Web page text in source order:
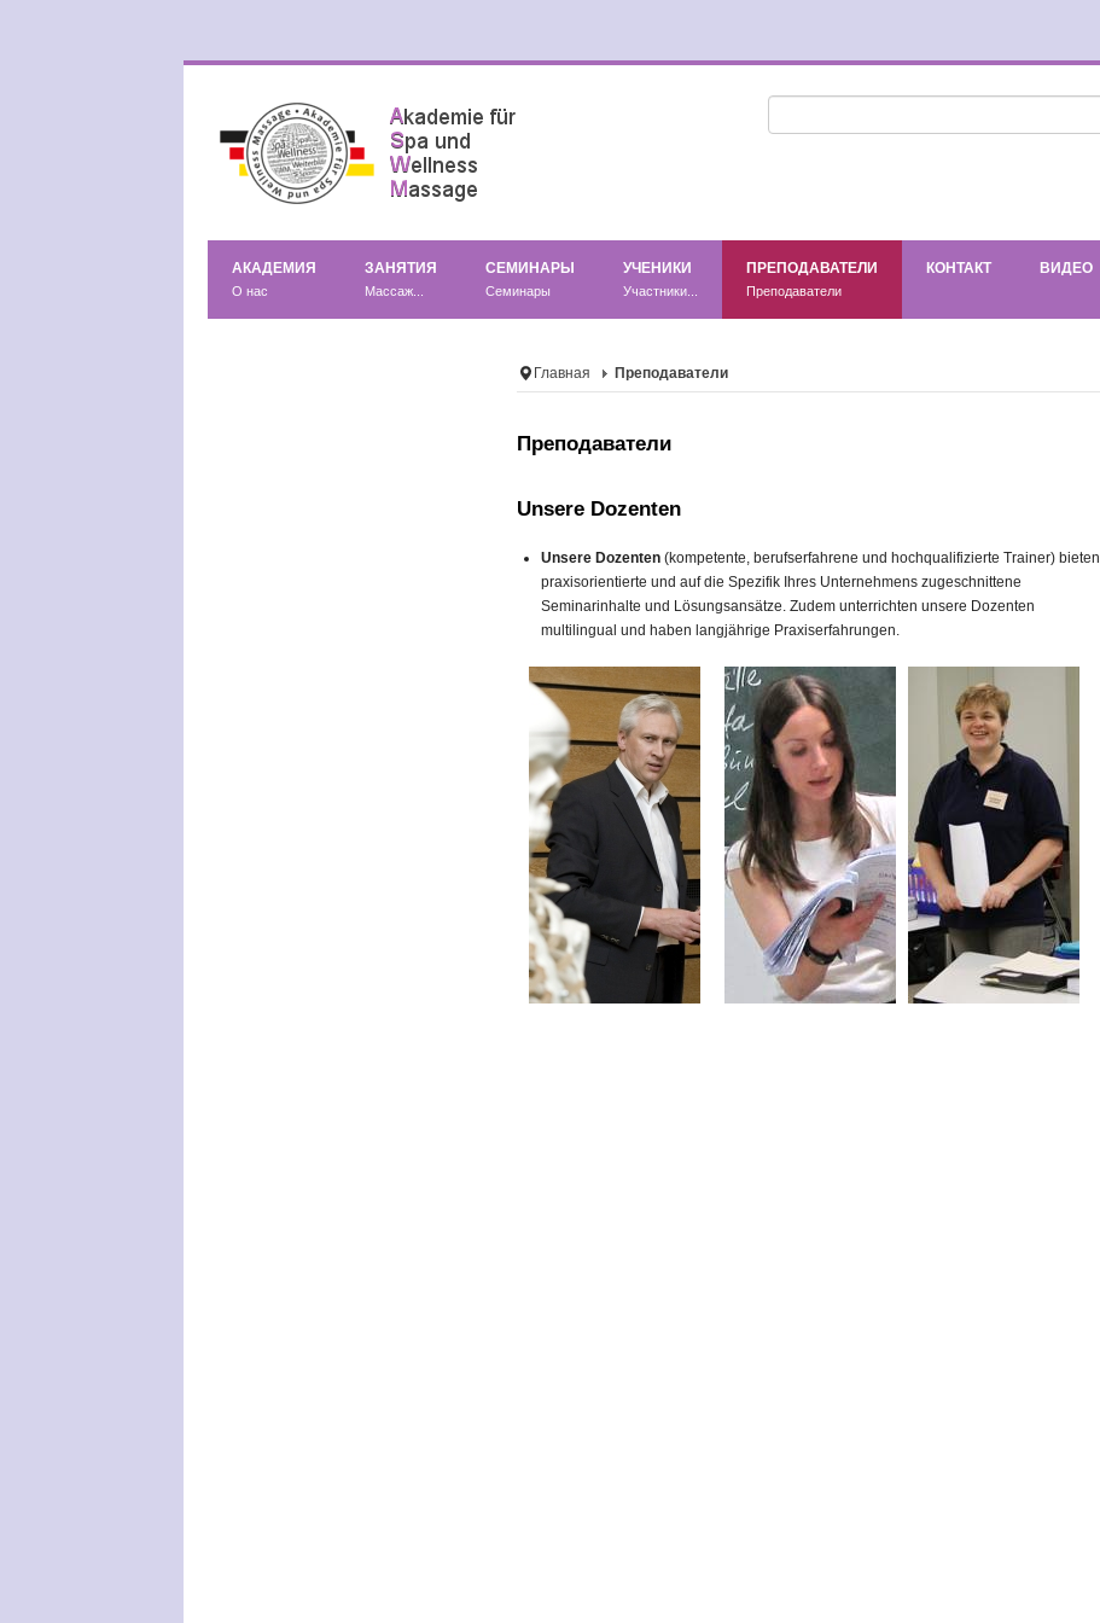
АКАДЕМИЯ
О нас
ЗАНЯТИЯ
Массаж...
СЕМИНАРЫ
Семинары
УЧЕНИКИ
Участники...
ПРЕПОДАВАТЕЛИ
Преподаватели
КОНТАКТ ВИДЕО
Главная Преподаватели
Преподаватели
Unsere Dozenten
Unsere Dozenten (kompetente, berufserfahrene und hochqualifizierte Trainer) bieten
praxisorientierte und auf die Spezifik Ihres Unternehmens zugeschnittene
Seminarinhalte und Lösungsansätze. Zudem unterrichten unsere Dozenten
multilingual und haben langjährige Praxiserfahrungen.